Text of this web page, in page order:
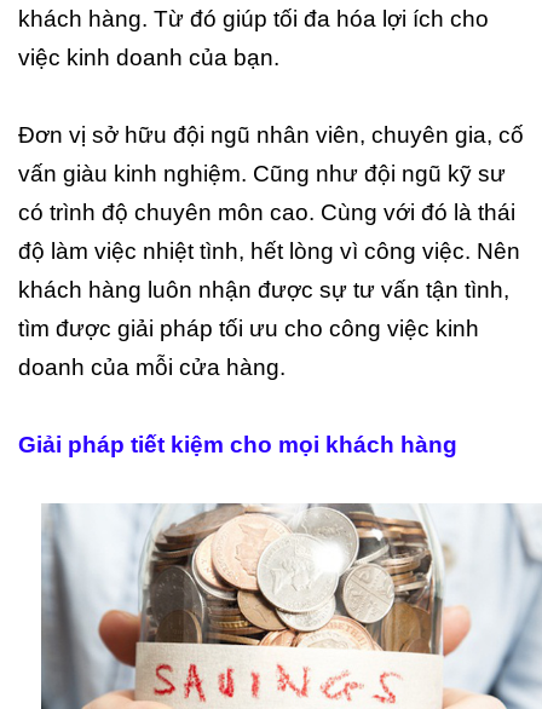
khách hàng. Từ đó giúp tối đa hóa lợi ích cho
việc kinh doanh của bạn.
Đơn vị sở hữu đội ngũ nhân viên, chuyên gia, cố
vấn giàu kinh nghiệm. Cũng như đội ngũ kỹ sư
có trình độ chuyên môn cao. Cùng với đó là thái
độ làm việc nhiệt tình, hết lòng vì công việc. Nên
khách hàng luôn nhận được sự tư vấn tận tình,
tìm được giải pháp tối ưu cho công việc kinh
doanh của mỗi cửa hàng.
Giải pháp tiết kiệm cho mọi khách hàng